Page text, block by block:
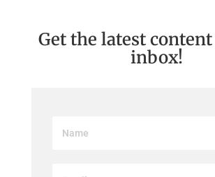
Get the latest
inbox!